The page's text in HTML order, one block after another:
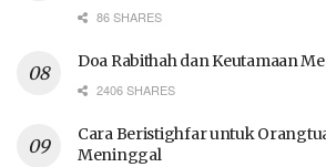
86 SHARES
Doa Rabithah dan Keutamaan
2406 SHARES
Cara Beristighfar untuk
Meninggal